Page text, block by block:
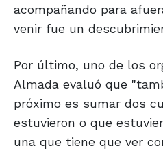
acompañando para
venir fue un
Por último, uno de los
Almada evaluó que
próximo es sumar dos
estuvieron o que
una que tiene que ver